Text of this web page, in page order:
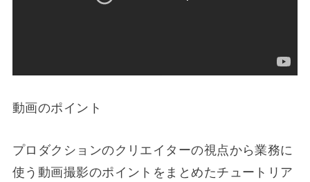
動画のポイント
プロダクションのクリエイターの視点から業務に
使う動画撮影のポイントをまとめたチュートリア